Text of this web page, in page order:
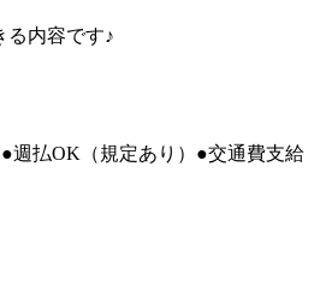
る内容です♪
払OK（規定あり）●交通費支給